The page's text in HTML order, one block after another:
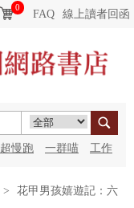
0
FAQ 線上讀者回函
超慢跑 一群喵 工作
>
花甲男孩嬉遊記：六